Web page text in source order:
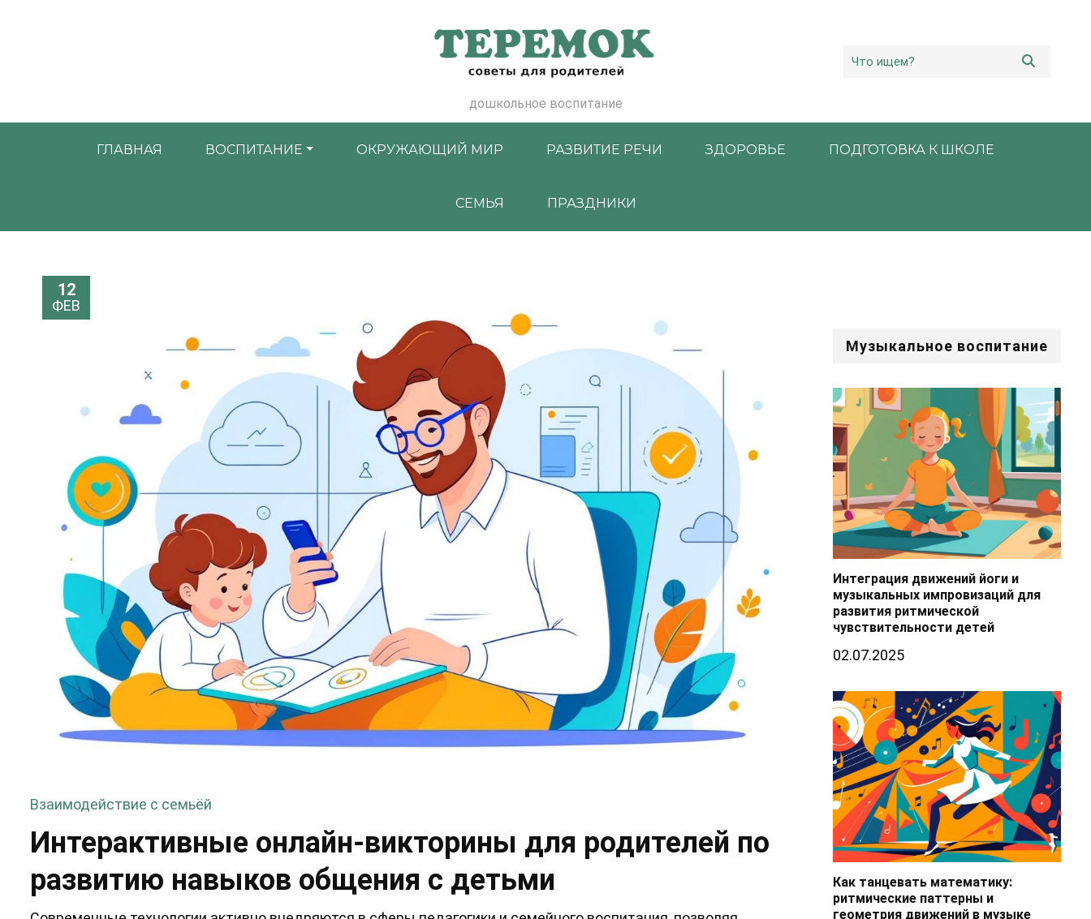
дошкольное воспитание
ГЛАВНАЯ ВОСПИТАНИЕ ОКРУЖАЮЩИЙ МИР РАЗВИТИЕ РЕЧИ ЗДОРОВЬЕ ПОДГОТОВКА К ШКОЛЕ
СЕМЬЯ ПРАЗДНИКИ
12
ФЕВ
Взаимодействие с семьёй
Интерактивные онлайн-викторины для родителей по
развитию навыков общения с детьми
Музыкальное воспитание
Интеграция движений йоги и
музыкальных импровизаций для
развития ритмической
чувствительности детей
02.07.2025
Как танцевать математику:
ритмические паттерны и
геометрия движений в музыке